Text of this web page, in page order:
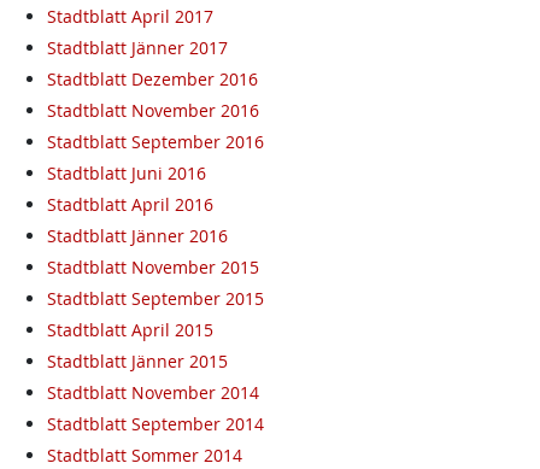
Stadtblatt April 2017
Stadtblatt Jänner 2017
Stadtblatt Dezember 2016
Stadtblatt November 2016
Stadtblatt September 2016
Stadtblatt Juni 2016
Stadtblatt April 2016
Stadtblatt Jänner 2016
Stadtblatt November 2015
Stadtblatt September 2015
Stadtblatt April 2015
Stadtblatt Jänner 2015
Stadtblatt November 2014
Stadtblatt September 2014
Stadtblatt Sommer 2014